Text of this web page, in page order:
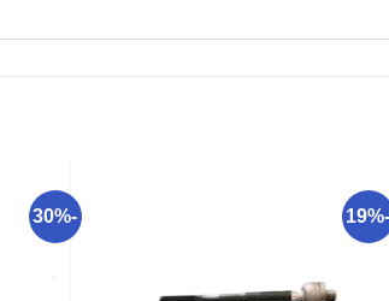
-19%
-30%